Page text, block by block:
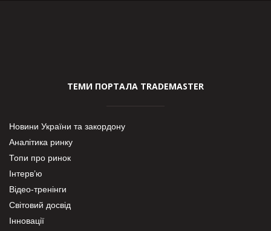
ТЕМИ ПОРТАЛА TRADEMASTER
Новини України та закордону
Аналітика ринку
Топи про ринок
Інтерв’ю
Відео-тренінги
Світовий досвід
Інновації